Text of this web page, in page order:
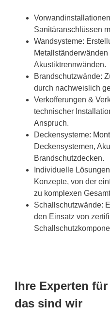
Sanitäranschlüssen
Wandsysteme:
Akustiktrennwänden.
Brandschutzwände:
durch nachweislich
Verkofferungen &
technischer
Anspruch.
Deckensysteme:
Deckensystemen,
Brandschutzdecken.
Individuelle
Konzepte, von der
zu komplexen
Schallschutzwände:
den Einsatz von
Ihre Experten
das sind wir